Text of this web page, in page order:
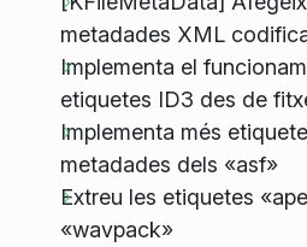
metadades XML
Implementa el
etiquetes ID3 des de
Implementa més
metadades dels «asf»
Extreu les etiquetes
«wavpack»